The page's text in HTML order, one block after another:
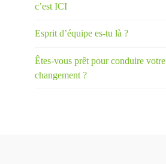
c’est ICI
Esprit d’équipe es-tu là ?
Êtes-vous prêt pour conduire votre
changement ?